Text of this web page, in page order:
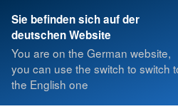
Sie befinden sich auf der
deutschen Website
You are on the German website,
you can use the switch to switch
the English one